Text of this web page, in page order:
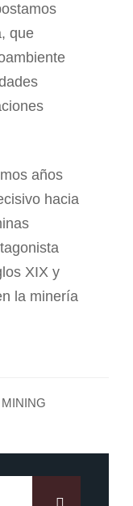
que
años
hacia
XIX y
la minería